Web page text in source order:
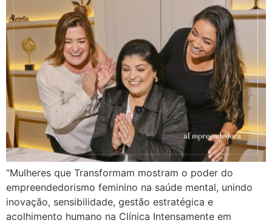
“Mulheres que Transformam mostram o poder do
empreendedorismo feminino na saúde mental, unindo
inovação, sensibilidade, gestão estratégica e
acolhimento humano na Clínica Intensamente em